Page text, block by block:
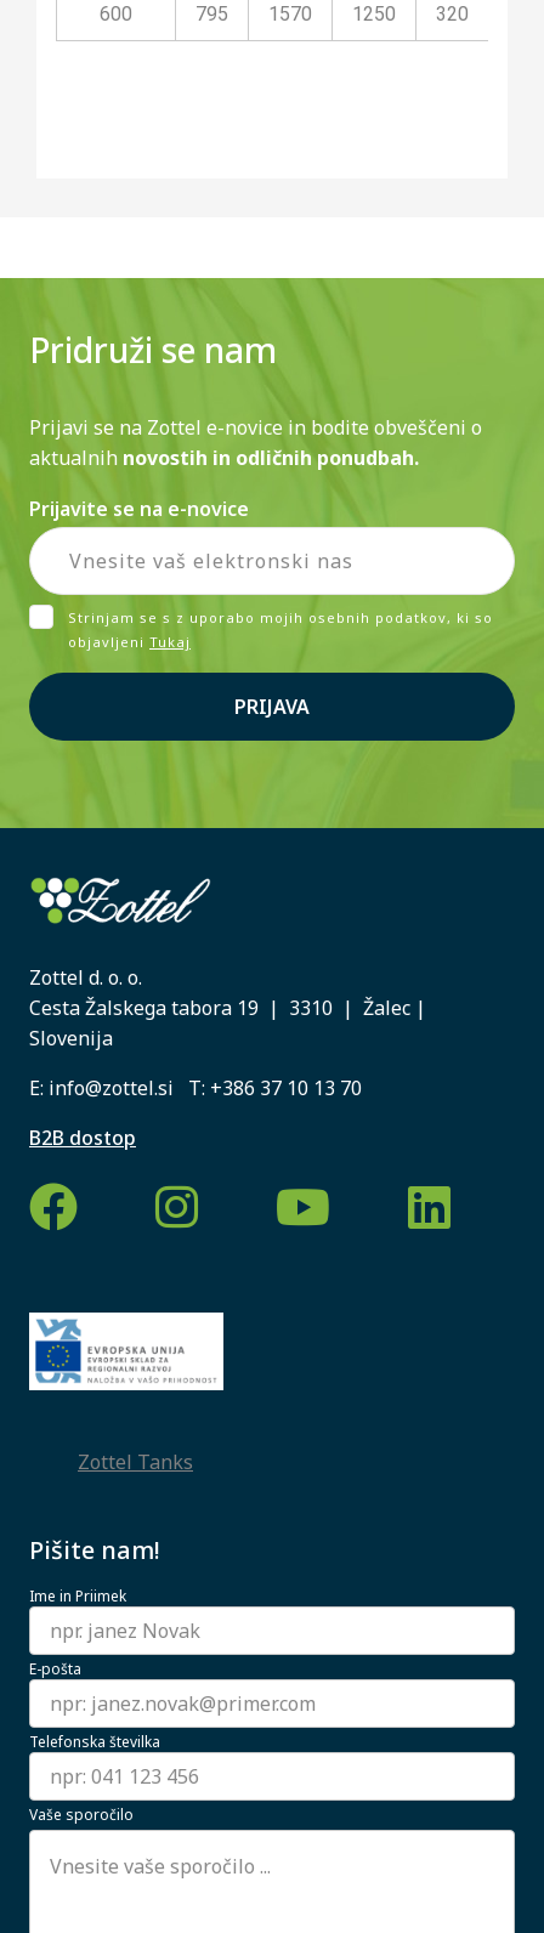
600 795 1570 1250 320
Pridruži se nam
Prijavi se na Zottel e-novice in bodite obveščeni o
aktualnih novostih in odličnih ponudbah.
Prijavite se na e-novice
Strinjam se s z uporabo mojih osebnih podatkov, ki so
objavljeni Tukaj
PRIJAVA
Zottel d. o. o.
Cesta Žalskega tabora 19 | 3310 | Žalec |
Slovenija
E: info@zottel.si T: +386 37 10 13 70
B2B dostop
Zottel Tanks
Pišite nam!
Ime in Priimek
E-pošta
Telefonska številka
Vaše sporočilo